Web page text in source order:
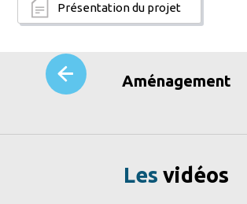
Présentation du projet
Aménagement
Les vidéos